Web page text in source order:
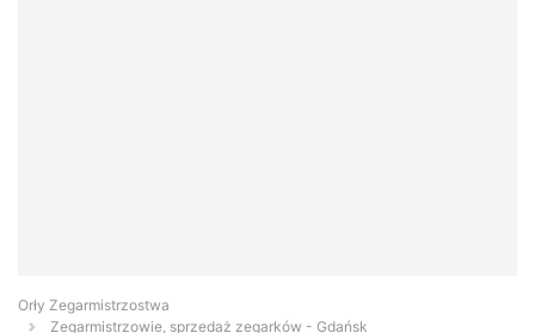
Orły Zegarmistrzostwa
Zegarmistrzowie, sprzedaż zegarków - Gdańsk